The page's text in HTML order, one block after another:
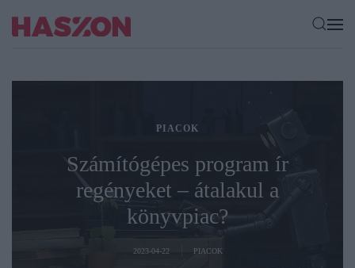
PIACOK
Számítógépes program ír
regényeket – átalakul a
könyvpiac?
2023-04-22 PIACOK